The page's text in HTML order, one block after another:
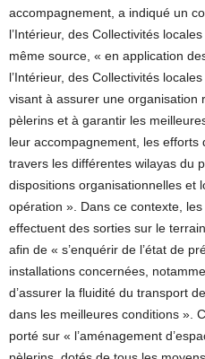
accompagnement, a indiqué un
l’Intérieur, des Collectivités
même source, « en application
l’Intérieur, des Collectivités
visant à assurer une organisation
pèlerins et à garantir les
leur accompagnement, les
travers les différentes wilayas du
dispositions organisationnelles et
opération ». Dans ce contexte,
effectuent des sorties sur le
afin de « s’enquérir de l’état de
installations concernées,
d’assurer la fluidité du transport
dans les meilleures conditions ».
porté sur « l’aménagement